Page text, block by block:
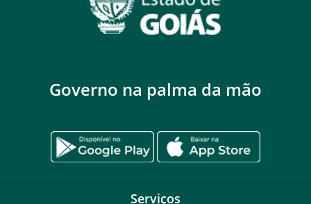
Governo na palma da mão
Serviços